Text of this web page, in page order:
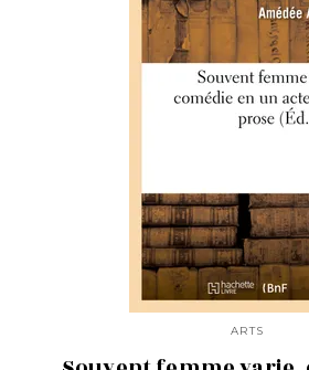
ARTS